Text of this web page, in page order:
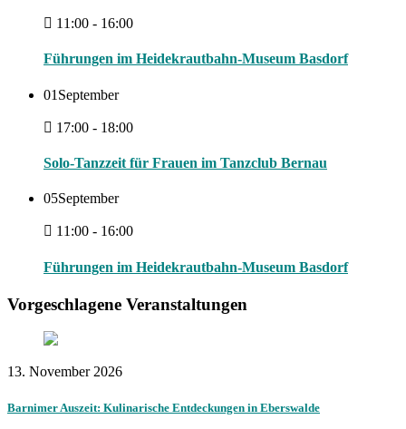
11:00 - 16:00
Führungen im Heidekrautbahn-Museum Basdorf
01 September
17:00 - 18:00
Solo-Tanzzeit für Frauen im Tanzclub Bernau
05September
11:00 - 16:00
Führungen im Heidekrautbahn-Museum Basdorf
Vorgeschlagene Veranstaltungen
13. November 2026
Barnimer Auszeit: Kulinarische Entdeckungen in Eberswalde